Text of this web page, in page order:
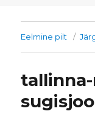
Eelmine pilt